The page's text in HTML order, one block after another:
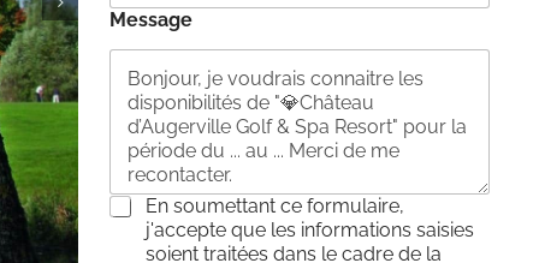
Message
C
En soumettant ce formulaire,
j'accepte que les informations saisies
soient traitées dans le cadre de la